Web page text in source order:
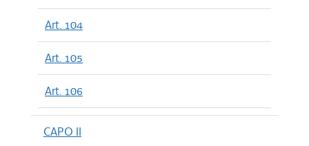
Art. 104
Art. 105
Art. 106
CAPO II